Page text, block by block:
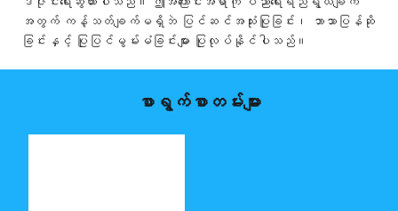
အတွက် ကန့်သတ်ချက်မရှိဘဲ ပြင်ဆင်အသုံးပြုခြင်း၊ ဘာသာပြန်ဆို
ခြင်းနှင့် ပြုပြင်မွမ်းမံခြင်းများ ပြုလုပ်နိုင်ပါသည်။
စာရွက်စာတမ်းများ